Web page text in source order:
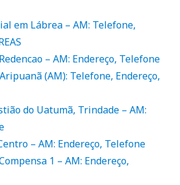
em Lábrea – AM: Telefone,
– AM: Endereço, Telefone
(AM): Telefone, Endereço,
do Uatumã, Trindade – AM:
– AM: Endereço, Telefone
1 – AM: Endereço,